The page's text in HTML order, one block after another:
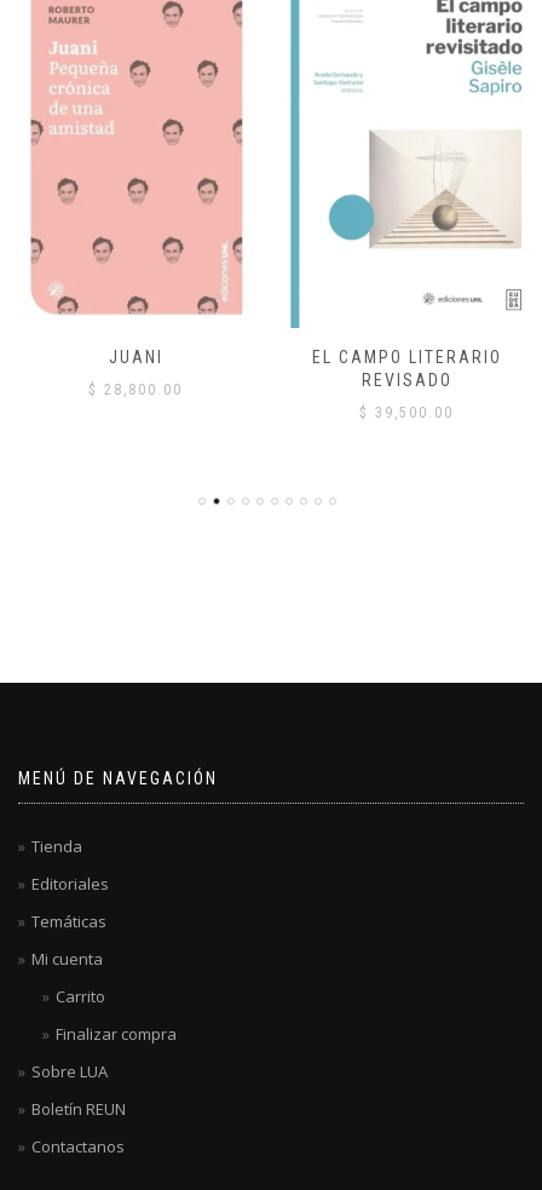
JUANI
$ 28,800.00
EL CAMPO LITERARIO
REVISADO
$ 39,500.00
MENÚ DE NAVEGACIÓN
Tienda
Editoriales
Temáticas
Mi cuenta
Carrito
Finalizar compra
Sobre LUA
Boletín REUN
Contactanos